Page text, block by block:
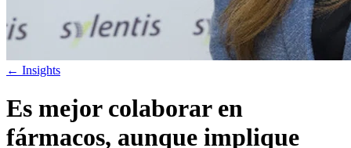
← Insights
Es mejor colaborar en
fármacos, aunque implique